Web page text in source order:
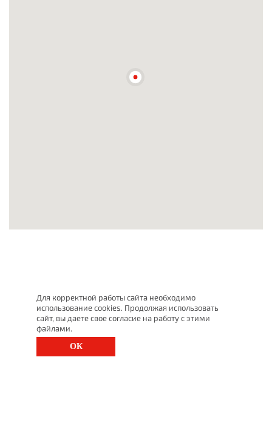
Для корректной работы сайта необходимо
использование cookies. Продолжая использовать
сайт, вы даете свое согласие на работу с этими
файлами.
ОК